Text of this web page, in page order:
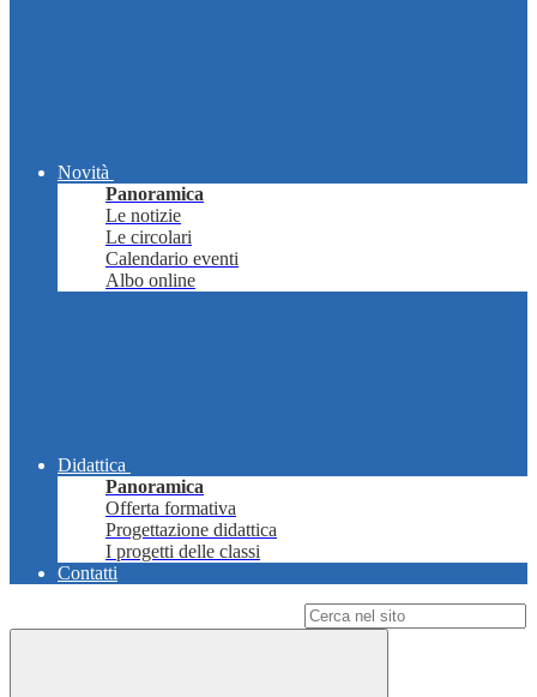
Novità
Panoramica
Le notizie
Le circolari
Calendario eventi
Albo online
Didattica
Panoramica
Offerta formativa
Progettazione didattica
I progetti delle classi
Contatti